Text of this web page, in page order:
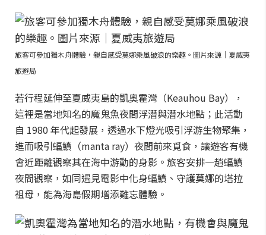
旅客可參加獨木舟體驗，親自感受莫娜乘風破浪的樂趣。圖片來源｜夏威夷
旅遊局
若行程延伸至夏威夷島的凱奧霍灣（Keauhou Bay），
這裡是當地知名的魔鬼魚夜間浮潛與潛水地點；此活動
自 1980 年代起發展，透過水下燈光吸引浮游生物聚集，
進而吸引蝠鱝（manta ray）夜間前來覓食，讓遊客有機
會近距離觀察其在海中游動的身影。旅客安排一趟蝠鱝
夜間觀察，如同遇見電影中化身蝠鱝、守護莫娜的塔拉
祖母，能為海島假期增添難忘體驗。